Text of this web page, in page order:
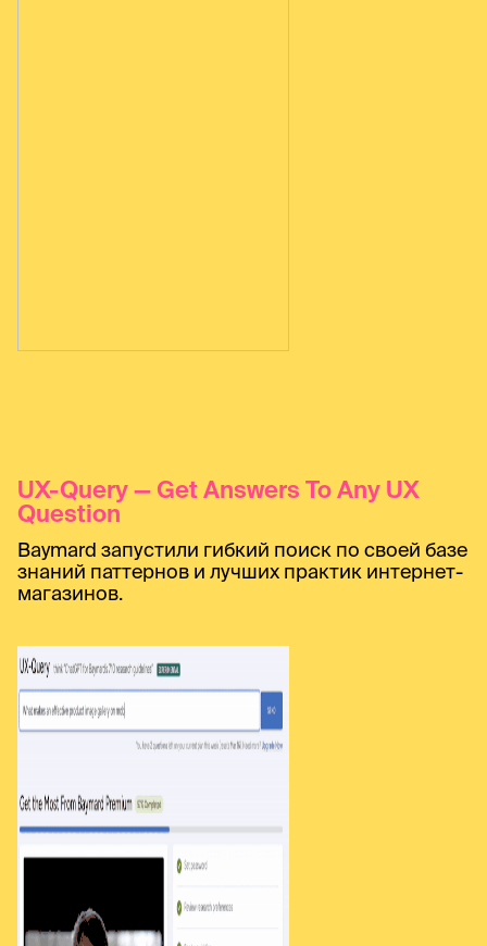
UX-Query — Get Answers To Any UX
Question
Baymard запустили гибкий поиск по своей базе
знаний паттернов и лучших практик интернет-
магазинов.